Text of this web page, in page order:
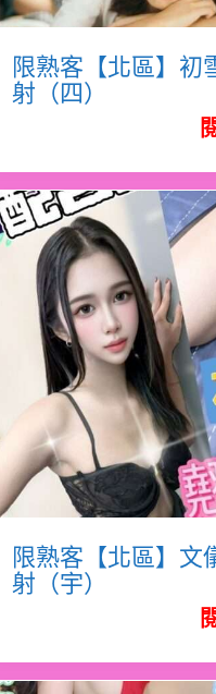
限熟客【北區】初
射（四）
限熟客【北區】文
射（宇）